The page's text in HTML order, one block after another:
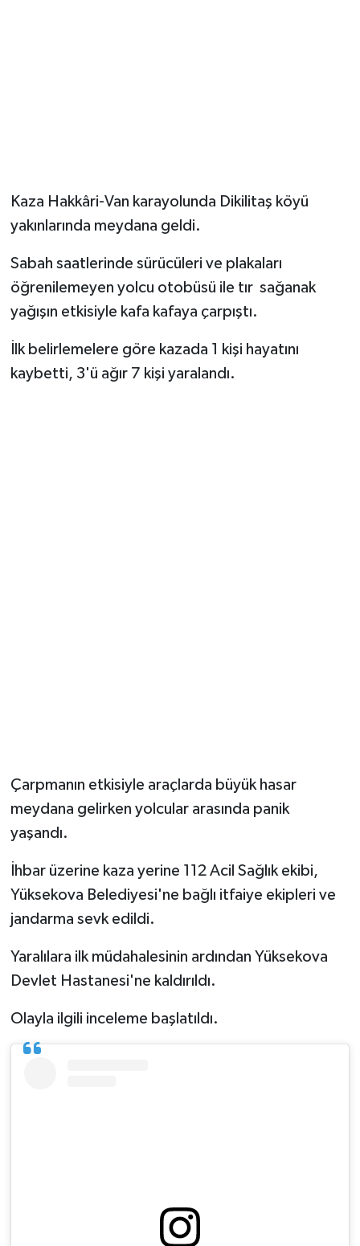
Kaza Hakkâri-Van karayolunda Dikilitaş köyü
yakınlarında meydana geldi.
Sabah saatlerinde sürücüleri ve plakaları
öğrenilemeyen yolcu otobüsü ile tır sağanak
yağışın etkisiyle kafa kafaya çarpıştı.
İlk belirlemelere göre kazada 1 kişi hayatını
kaybetti, 3'ü ağır 7 kişi yaralandı.
Çarpmanın etkisiyle araçlarda büyük hasar
meydana gelirken yolcular arasında panik
yaşandı.
İhbar üzerine kaza yerine 112 Acil Sağlık ekibi,
Yüksekova Belediyesi'ne bağlı itfaiye ekipleri ve
jandarma sevk edildi.
Yaralılara ilk müdahalesinin ardından Yüksekova
Devlet Hastanesi'ne kaldırıldı.
Olayla ilgili inceleme başlatıldı.